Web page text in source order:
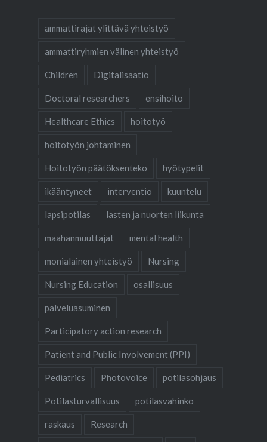
ammattirajat ylittävä yhteistyö
ammattiryhmien välinen yhteistyö
Children Digitalisaatio
Doctoral researchers ensihoito
Healthcare Ethics hoitotyö
hoitotyön johtaminen
Hoitotyön päätöksenteko hyötypelit
ikääntyneet interventio kuuntelu
lapsipotilas lasten ja nuorten liikunta
maahanmuuttajat mental health
monialainen yhteistyö Nursing
Nursing Education osallisuus
palveluasuminen
Participatory action research
Patient and Public Involvement (PPI)
Pediatrics Photovoice potilasohjaus
Potilasturvallisuus potilasvahinko
raskaus Research